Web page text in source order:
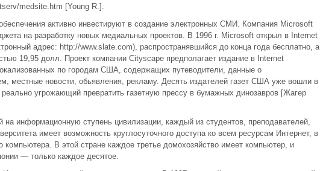
medsite.htm [Young R.].
активно инвестируют в создание электронных СМИ. Компания Microsoft
на разработку новых медиальных проектов. В 1996 г. Microsoft открыл в Internet
адрес: http://www.slate.com), распространявшийся до конца года бесплатно, а
19,95 долл. Проект компании Cityscape предполагает издание в Internet
по городам США, содержащих путеводители, данные о
местные новости, обьявления, рекламу. Десять издателей газет США уже вошли в
угрожающий превратить газетную прессу в бумажных динозавров [Жагер
информационную ступень цивилизации, каждый из студентов, преподавателей,
имеет возможность круглосуточного доступа ко всем ресурсам Интернет, в
компьютера. В этой стране каждое третье домохозяйство имеет компьютер, и
— только каждое десятое.